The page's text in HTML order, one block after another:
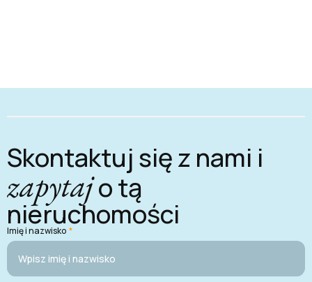
Skontaktuj się z nami i
zapytajo tą
nieruchomości
Imię i nazwisko *